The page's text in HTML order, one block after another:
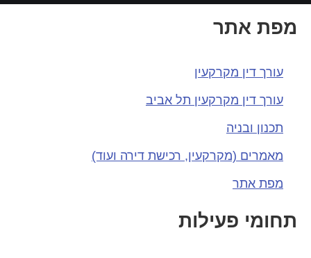
מפת אתר
עורך דין מקרקעין
עורך דין מקרקעין תל אביב
תכנון ובניה
מאמרים (מקרקעין, רכישת דירה ועוד)
מפת אתר
תחומי פעילות